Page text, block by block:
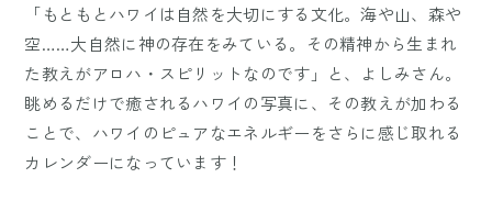
「もともとハワイは自然を大切にする文化。海や山、森や
空……大自然に神の存在をみている。その精神から生まれ
た教えがアロハ・スピリットなのです」と、よしみさん。
眺めるだけで癒されるハワイの写真に、その教えが加わる
ことで、ハワイのピュアなエネルギーをさらに感じ取れる
カレンダーになっています！